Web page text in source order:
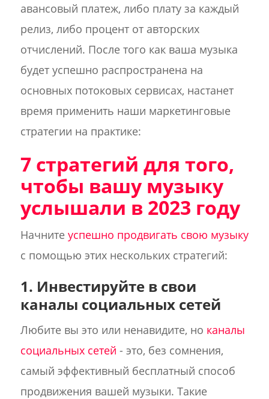
авансовый платеж, либо плату за каждый
релиз, либо процент от авторских
отчислений. После того как ваша музыка
будет успешно распространена на
основных потоковых сервисах, настанет
время применить наши маркетинговые
стратегии на практике:
7 стратегий для того,
чтобы вашу музыку
услышали в 2023 году
Начните успешно продвигать свою музыку
с помощью этих нескольких стратегий:
1. Инвестируйте в свои
каналы социальных сетей
Любите вы это или ненавидите, но каналы
социальных сетей - это, без сомнения,
самый эффективный бесплатный способ
продвижения вашей музыки. Такие